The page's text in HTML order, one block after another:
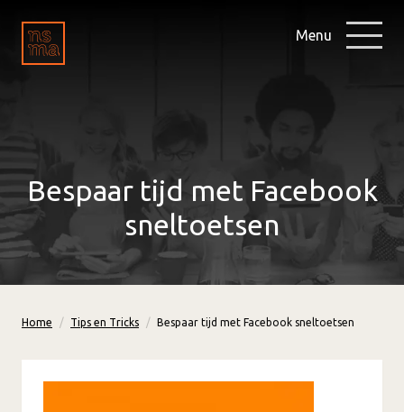
Menu
Bespaar tijd met Facebook
sneltoetsen
Home Tips en Tricks Bespaar tijd met Facebook sneltoetsen